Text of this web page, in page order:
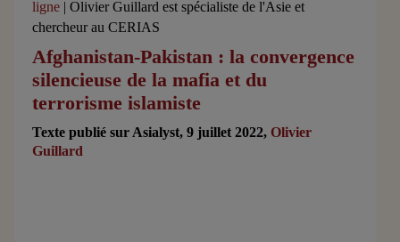
ligne | Olivier Guillard est spécialiste de l'Asie et
chercheur au CERIAS
Afghanistan-Pakistan : la convergence
silencieuse de la mafia et du
terrorisme islamiste
Texte publié sur Asialyst, 9 juillet 2022,Olivier
Guillard